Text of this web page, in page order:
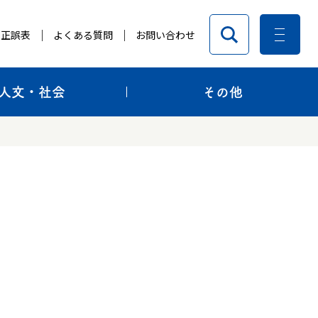
正誤表 よくある質問 お問い合わせ
文・社会 その他